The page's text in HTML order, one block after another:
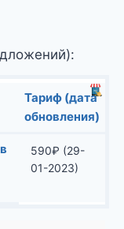
Тариф (дата
обновления)
590₽ (29-
01-2023)